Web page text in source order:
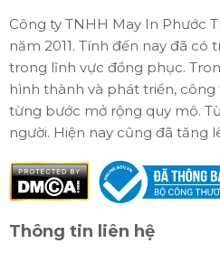
Công ty TNHH May In Phước
năm 2011. Tính đến nay đã có
trong lĩnh vực đồng phục.
hình thành và phát triển,
từng bước mở rộng quy mô.
người. Hiện nay cũng đã tăng
Thông tin liên hệ